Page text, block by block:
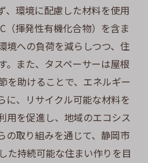
、環境に配慮した材料を使用
（揮発性有機化合物）を含ま
境への負荷を減らしつつ、住
。また、タスペーサーは屋根
を助けることで、エネルギー
に、リサイクル可能な材料を
用を促進し、地域のエコシス
の取り組みを通じて、静岡市
た持続可能な住まい作りを目